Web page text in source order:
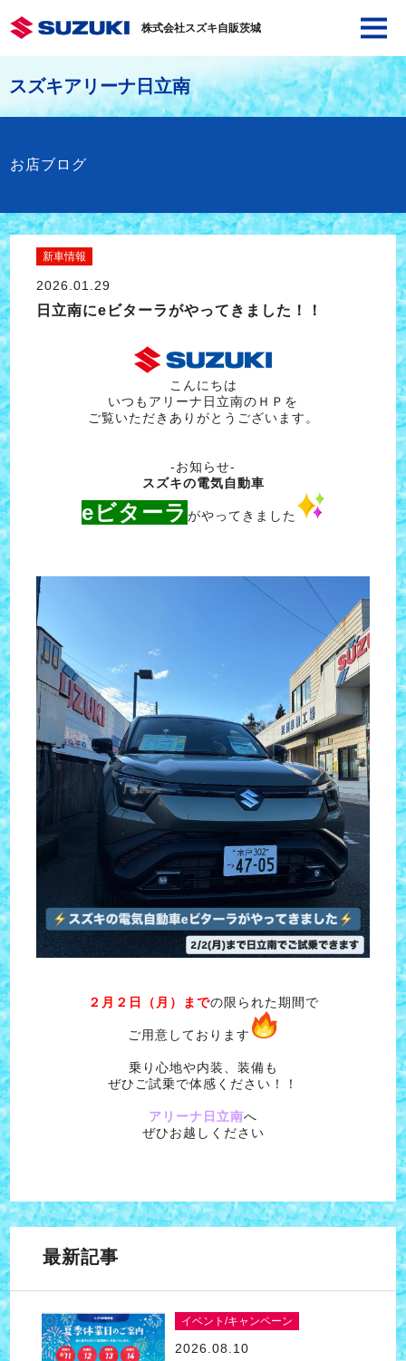
株式会社スズキ自販茨城
スズキアリーナ日立南
お店ブログ
新車情報
2026.01.29
日立南にeビターラがやってきました！！
こんにちは
いつもアリーナ日立南のＨＰを
ご覧いただきありがとうございます。
-お知らせ-
スズキの電気自動車
eビターラ がやってきました
２月２日（月）までの限られた期間で
ご用意しております
乗り心地や内装、装備も
ぜひご試乗で体感ください！！
アリーナ日立南へ
ぜひお越しください
最新記事
イベント/キャンペーン
2026.08.10